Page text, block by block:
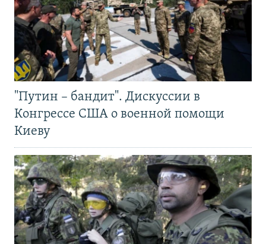
"Путин – бандит". Дискуссии в
Конгрессе США о военной помощи
Киеву